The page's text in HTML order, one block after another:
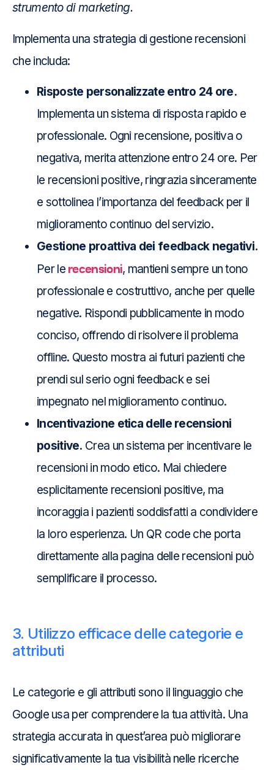
strumento di marketing.
Implementa una strategia di gestione recensioni
che includa:
Risposte personalizzate entro 24 ore.
Implementa un sistema di risposta rapido e
professionale. Ogni recensione, positiva o
negativa, merita attenzione entro 24 ore. Per
le recensioni positive, ringrazia sinceramente
e sottolinea l’importanza del feedback per il
miglioramento continuo del servizio.
Gestione proattiva dei feedback negativi.
Per lerecensioni, mantieni sempre un tono
professionale e costruttivo, anche per quelle
negative. Rispondi pubblicamente in modo
conciso, offrendo di risolvere il problema
offline. Questo mostra ai futuri pazienti che
prendi sul serio ogni feedback e sei
impegnato nel miglioramento continuo.
Incentivazione etica delle recensioni
positive. Crea un sistema per incentivare le
recensioni in modo etico. Mai chiedere
esplicitamente recensioni positive, ma
incoraggia i pazienti soddisfatti a condividere
la loro esperienza. Un QR code che porta
direttamente alla pagina delle recensioni può
semplificare il processo.
3. Utilizzo efficace delle categorie e
attributi
Le categorie e gli attributi sono il linguaggio che
Google usa per comprendere la tua attività. Una
strategia accurata in quest’area può migliorare
significativamente la tua visibilità nelle ricerche